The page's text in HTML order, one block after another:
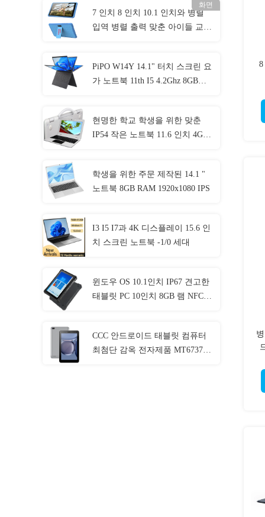
화면
7 인치 8 인치 10.1 인치와 병렬
입역 병렬 출력 맞춘 아이들 교육
PiPO W14Y 14.1" 터치 스크린 요
가 노트북 11th I5 4.2Ghz 8GB
현명한 학교 학생을 위한 맞춘
IP54 작은 노트북 11.6 인치 4GB
학생을 위한 주문 제작된 14.1 "
노트북 8GB RAM 1920x1080 IPS
I3 I5 I7과 4K 디스플레이 15.6 인
치 스크린 노트북 -1/0 세대
윈도우 OS 10.1인치 IP67 견고한
태블릿 PC 10인치 8GB 램 NFC
CCC 안드로이드 태블릿 컴퓨터
최첨단 감옥 전자제품 MT6737
8